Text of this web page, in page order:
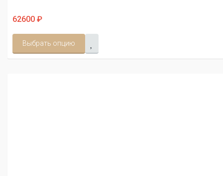
62600 ₽
Выбрать опцию